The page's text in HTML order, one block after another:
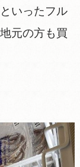
いったフル
元の方も買